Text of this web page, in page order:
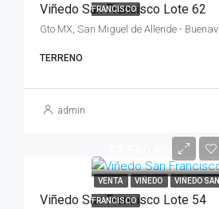
FRANCISCO
Viñedo San Francisco Lote 62
TERRENO
admin
VENTA VIÑEDO VIÑEDO SAN
FRANCISCO
Viñedo San Francisco Lote 54